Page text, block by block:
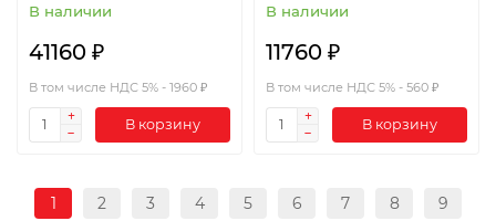
В наличии
41160 ₽
В том числе НДС 5% - 1960 ₽
В корзину
В наличии
11760 ₽
В том числе НДС 5% - 560 ₽
В корзину
1 2 3 4 5 6 7 8 9